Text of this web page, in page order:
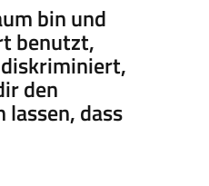
bin und
benutzt,
den
dass